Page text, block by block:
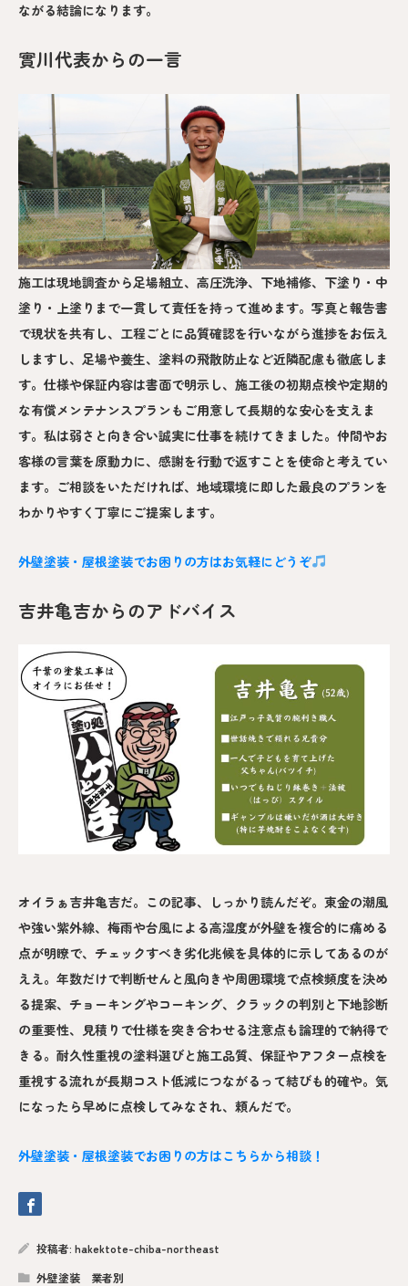
ながる結論になります。
實川代表からの一言
施工は現地調査から足場組立、高圧洗浄、下地補修、下塗り・中
塗り・上塗りまで一貫して責任を持って進めます。写真と報告書
で現状を共有し、工程ごとに品質確認を行いながら進捗をお伝え
しますし、足場や養生、塗料の飛散防止など近隣配慮も徹底しま
す。仕様や保証内容は書面で明示し、施工後の初期点検や定期的
な有償メンテナンスプランもご用意して長期的な安心を支えま
す。私は弱さと向き合い誠実に仕事を続けてきました。仲間やお
客様の言葉を原動力に、感謝を行動で返すことを使命と考えてい
ます。ご相談をいただければ、地域環境に即した最良のプランを
わかりやすく丁寧にご提案します。
外壁塗装・屋根塗装でお困りの方はお気軽にどうぞ
吉井亀吉からのアドバイス
オイラぁ吉井亀吉だ。この記事、しっかり読んだぞ。東金の潮風
や強い紫外線、梅雨や台風による高湿度が外壁を複合的に痛める
点が明瞭で、チェックすべき劣化兆候を具体的に示してあるのが
ええ。年数だけで判断せんと風向きや周囲環境で点検頻度を決め
る提案、チョーキングやコーキング、クラックの判別と下地診断
の重要性、見積りで仕様を突き合わせる注意点も論理的で納得で
きる。耐久性重視の塗料選びと施工品質、保証やアフター点検を
重視する流れが長期コスト低減につながるって結びも的確や。気
になったら早めに点検してみなされ、頼んだで。
外壁塗装・屋根塗装でお困りの方はこちらから相談！
投稿者: hakektote-chiba-northeast
外壁塗装 業者別